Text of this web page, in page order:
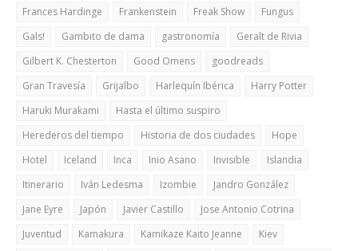
Frances Hardinge
Frankenstein Freak Show
Fungus
Gals!
Gambito de dama gastronomía
Geralt de Rivia
Gilbert K. Chesterton
Good Omens
goodreads
Gran Travesía
Grijalbo Harlequín Ibérica
Harry Potter
Haruki Murakami
Hasta el último suspiro
Herederos del tiempo
Historia de dos ciudades
Hope
Hotel
Iceland Inca Inio Asano Invisible
Islandia
Itinerario
Iván Ledesma Izombie
Jandro González
Jane Eyre
Japón Javier Castillo
Jose Antonio Cotrina
Juventud
Kamakura Kamikaze Kaito Jeanne
Kiev